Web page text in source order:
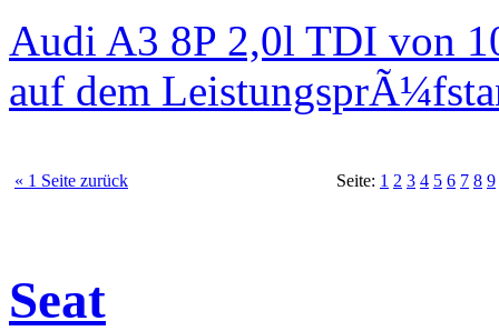
Audi A3 8P 2,0l TDI von
auf dem
« 1 Seite zurück Seite: 1 2 3 4 5 6 7 8 9
Seat